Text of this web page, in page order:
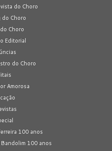
do Choro
do Choro
Choro
Editorial
do Choro
Amorosa
100 anos
100 anos